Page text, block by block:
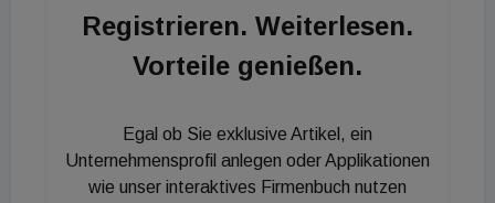
kennenzulernen und dann den optimalen Wohlfühlort
für sie zu finden. Statt Frust und Stress soll Freude
auch nach dem Kauf einzigartige Unterstützung und
Beratung", erklärt Achtsnit das Markenversprechen.
Philipp Smula, Geschäftsführer von Aure
Registrieren. Weiterlesen.
Vorteile genießen.
Egal ob Sie exklusive Artikel, ein
Unternehmensprofil anlegen oder Applikationen
wie unser interaktives Firmenbuch nutzen